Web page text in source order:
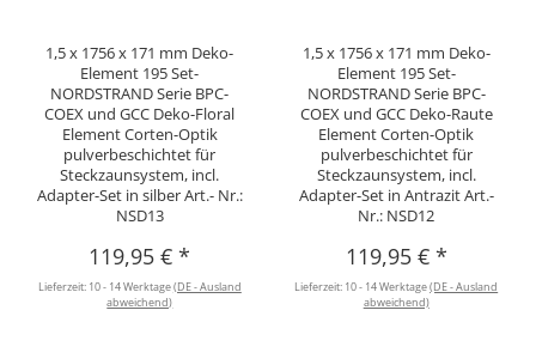
1,5 x 1756 x 171 mm Deko-
Element 195 Set-
NORDSTRAND Serie BPC-
COEX und GCC Deko-Floral
Element Corten-Optik
pulverbeschichtet für
Steckzaunsystem, incl.
Adapter-Set in silber Art.- Nr.:
NSD13
119,95 €*
Lieferzeit: 10 - 14 Werktage(DE - Ausland
abweichend)
1,5 x 1756 x 171 mm Deko-
Element 195 Set-
NORDSTRAND Serie BPC-
COEX und GCC Deko-Raute
Element Corten-Optik
pulverbeschichtet für
Steckzaunsystem, incl.
Adapter-Set in Antrazit Art.-
Nr.: NSD12
119,95 € *
Lieferzeit: 10 - 14 Werktage(DE - Ausland
abweichend)